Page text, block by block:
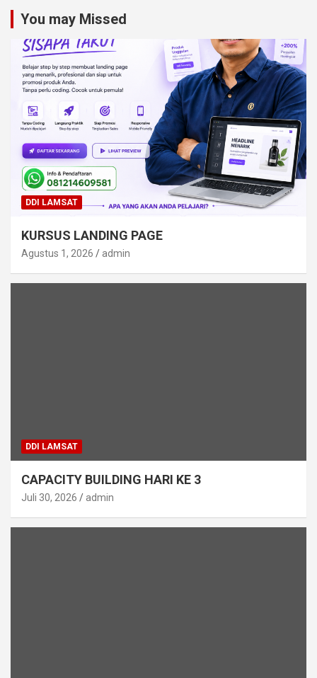
You may Missed
DDI LAMSAT
KURSUS LANDING PAGE
Agustus 1, 2026 admin
DDI LAMSAT
CAPACITY BUILDING HARI KE 3
Juli 30, 2026 admin